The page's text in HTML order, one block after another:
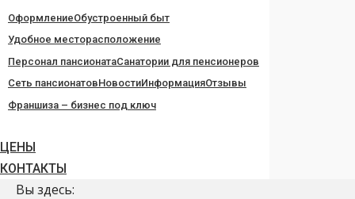
ОформлениеОбустроенный быт
Удобное месторасположение
Персонал пансионатаСанатории для пенсионеров
Сеть пансионатовНовостиИнформацияОтзывы
Франшиза – бизнес под ключ
ЦЕНЫ
КОНТАКТЫ
Вы здесь: